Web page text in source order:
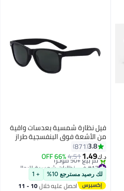
فيل نظارة شمسية بعدسات واقية
من الأشعة فوق البنفسجية طراز
V510
3.8
871
د.ك‏1.49
4.51
66% OFF
#17 في نظارات شمسية للرجال
أقل سعر في 30 يوم
تم بيع +50 مؤخرًا
#17 في نظارات شمسية للرجال
لك رصيد مسترجع 10% + 1
احصل عليه خلال 10 - 11